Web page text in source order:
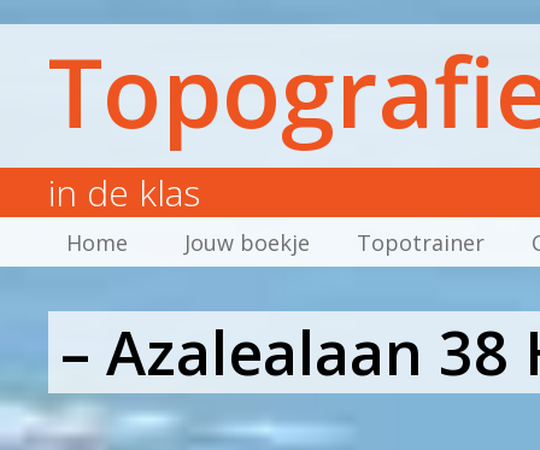
in de klas
Home Jouw boekje Topotrainer
– Azalealaan